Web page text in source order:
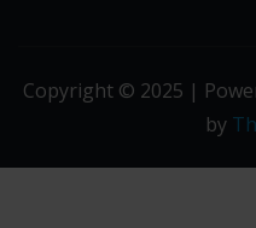
Copyright © 2025 |
by